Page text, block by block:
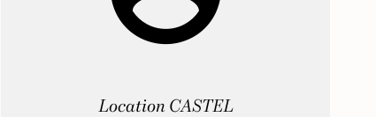
Location CASTEL